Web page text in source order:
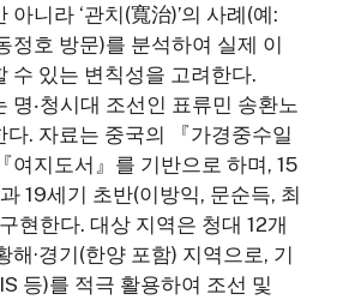
니라 ‘관치(寬治)’의 사례(예:
정호 방문)를 분석하여 실제 이
수 있는 변칙성을 고려한다.
명‧청시대 조선인 표류민 송환노
다. 자료는 중국의 『가경중수일
여지도서』를 기반으로 하며, 15
19세기 초반(이방익, 문순득, 최
현한다. 대상 지역은 청대 12개
해·경기(한양 포함) 지역으로, 기
등)를 적극 활용하여 조선 및